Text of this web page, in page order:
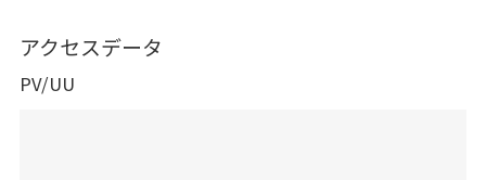
アクセスデータ
PV/UU